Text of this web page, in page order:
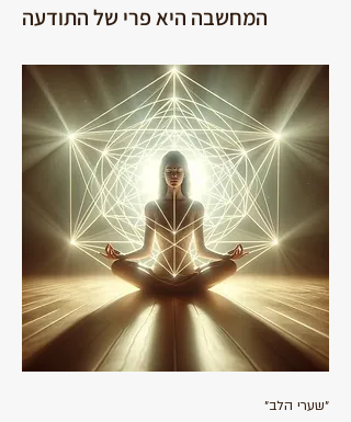
המחשבה היא פרי של התודעה
״שערי הלב״